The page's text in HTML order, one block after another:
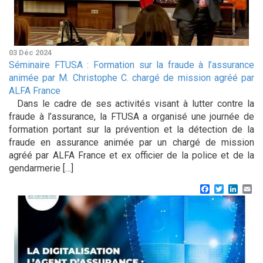
03 Déc 2024
Séminaire FTUSA : Formation sur la fraude à l’assurance
animée par M. Christophe C. chargé de mission agréé par
ALFA France
Dans le cadre de ses activités visant à lutter contre la
fraude à l’assurance, la FTUSA a organisé une journée de
formation portant sur la prévention et la détection de la
fraude en assurance animée par un chargé de mission
agréé par ALFA France et ex officier de la police et de la
gendarmerie […]
Facebook
Twitter